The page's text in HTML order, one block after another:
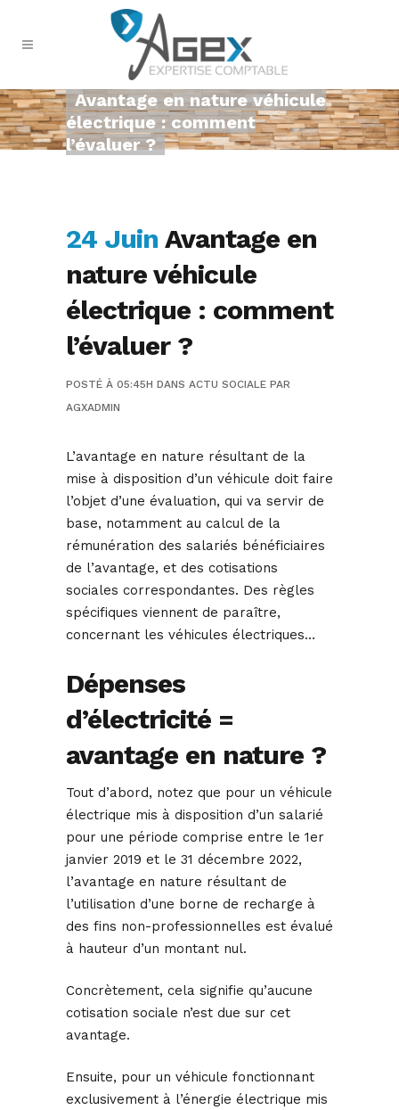
Avantage en nature véhicule
électrique : comment
l’évaluer ?
24 Juin Avantage en
nature véhicule
électrique : comment
l’évaluer ?
POSTÉ À 05:45H DANS ACTU SOCIALE PAR
AGXADMIN
L’avantage en nature résultant de la
mise à disposition d’un véhicule doit faire
l’objet d’une évaluation, qui va servir de
base, notamment au calcul de la
rémunération des salariés bénéficiaires
de l’avantage, et des cotisations
sociales correspondantes. Des règles
spécifiques viennent de paraître,
concernant les véhicules électriques…
Dépenses
d’électricité =
avantage en nature ?
Tout d’abord, notez que pour un véhicule
électrique mis à disposition d’un salarié
pour une période comprise entre le 1er
janvier 2019 et le 31 décembre 2022,
l’avantage en nature résultant de
l’utilisation d’une borne de recharge à
des fins non-professionnelles est évalué
à hauteur d’un montant nul.
Concrètement, cela signifie qu’aucune
cotisation sociale n’est due sur cet
avantage.
Ensuite, pour un véhicule fonctionnant
exclusivement à l’énergie électrique mis